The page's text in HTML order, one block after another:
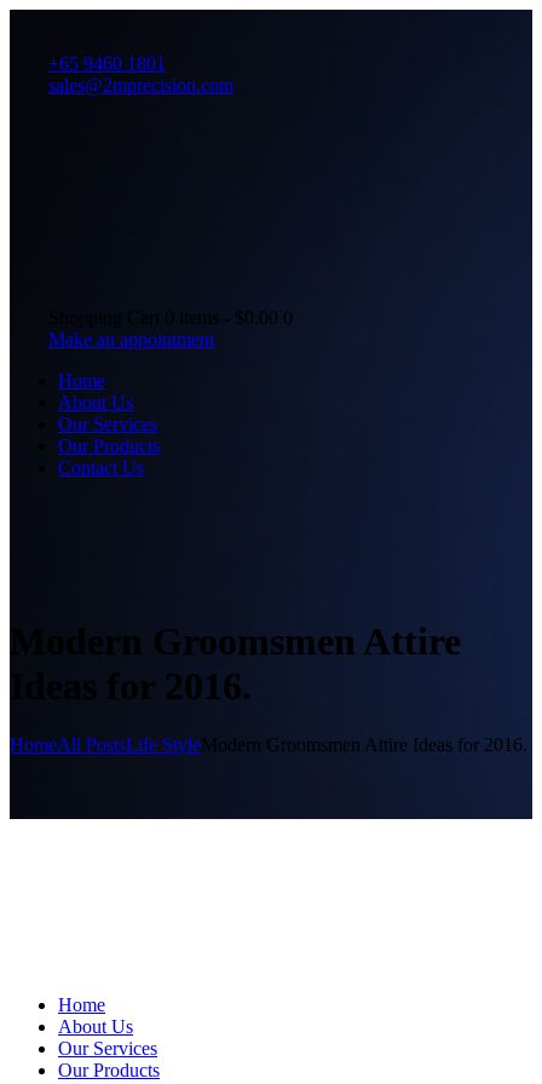
+65 9460 1801
sales@2mprecision.com
0 items - $0.00 0
Make an appointment
Home
About Us
Our Services
Our Products
Contact Us
Modern Groomsmen Attire
Ideas for 2016.
HomeAll PostsLife StyleModern Groomsmen Attire Ideas for 2016.
Home
About Us
Our Services
Our Products